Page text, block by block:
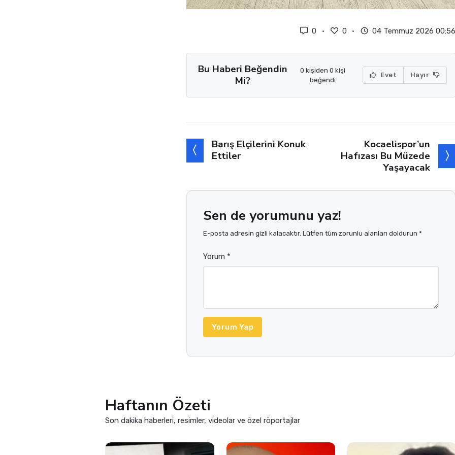
0 0 04 Temmuz 2026 00:56
Bu Haberi Beğendin
Mi?
0 kişiden 0 kişi
beğendi
Evet Hayır
Barış Elçilerini Konuk
Ettiler
Kocaelispor’un
Hafızası Bu Müzede
Yaşayacak
Sen de yorumunu yaz!
E-posta adresin gizli kalacaktır. Lütfen tüm zorunlu alanları doldurun *
Yorum *
Yorum Yap
Haftanın Özeti
Son dakika haberleri, resimler, videolar ve özel röportajlar